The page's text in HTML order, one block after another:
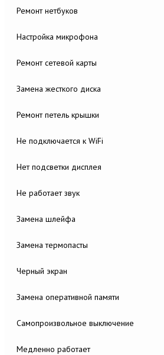
Ремонт нетбуков
Настройка микрофона
Ремонт сетевой карты
Замена жесткого диска
Ремонт петель крышки
Не подключается к WiFi
Нет подсветки дисплея
Не работает звук
Замена шлейфа
Замена термопасты
Черный экран
Замена оперативной памяти
Самопроизвольное выключение
Медленно работает